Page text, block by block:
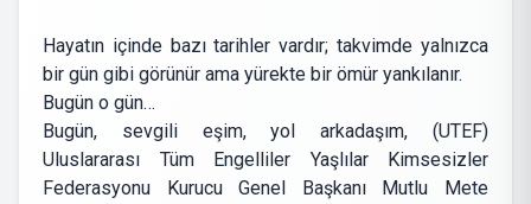
Hayatın içinde bazı tarihler vardır; takvimde yalnızca
bir gün gibi görünür ama yürekte bir ömür yankılanır.
Bugün o gün…
Bugün, sevgili eşim, yol arkadaşım, (UTEF)
Uluslararası Tüm Engelliler Yaşlılar Kimsesizler
Federasyonu Kurucu Genel Başkanı Mutlu Mete